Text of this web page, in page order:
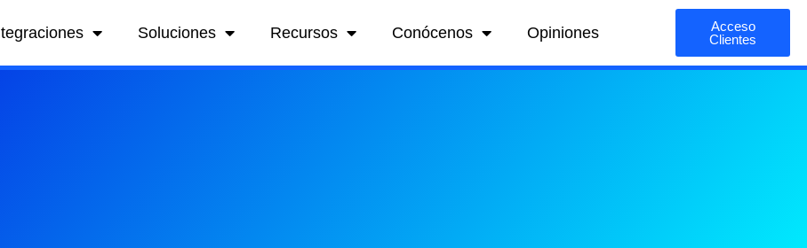
Soluciones Recursos Conócenos Opiniones
Acceso
Clientes